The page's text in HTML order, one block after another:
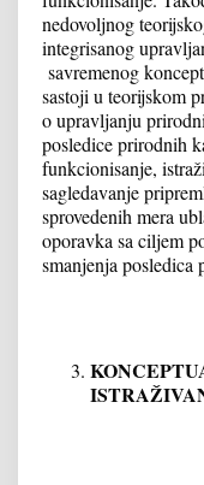
nedovoljnog
integrisanog
savremenog
sastoji u teorijskom
o upravljanju
posledice prirodnih
funkcionisanje,
sagledavanje
sprovedenih mera
oporavka sa ciljem
smanjenja posledica